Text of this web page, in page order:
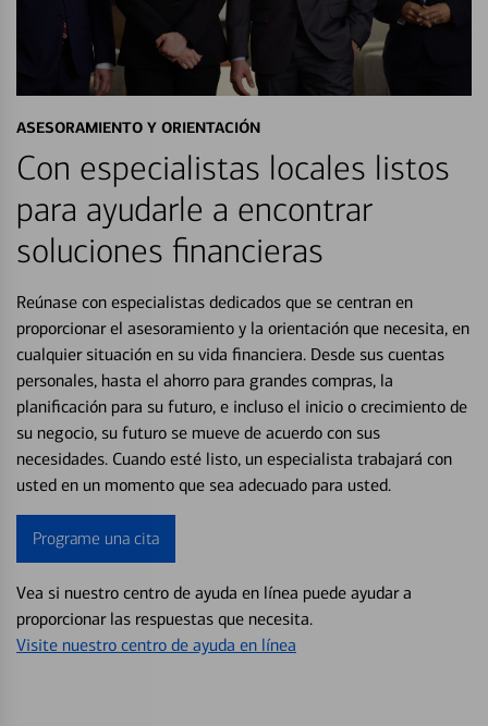
ASESORAMIENTO Y ORIENTACIÓN
Con especialistas locales listos
para ayudarle a encontrar
soluciones financieras
Reúnase con especialistas dedicados que se centran en
proporcionar el asesoramiento y la orientación que necesita, en
cualquier situación en su vida financiera. Desde sus cuentas
personales, hasta el ahorro para grandes compras, la
planificación para su futuro, e incluso el inicio o crecimiento de
su negocio, su futuro se mueve de acuerdo con sus
necesidades. Cuando esté listo, un especialista trabajará con
usted en un momento que sea adecuado para usted.
Programe una cita
Vea si nuestro centro de ayuda en línea puede ayudar a
proporcionar las respuestas que necesita.
Visite nuestro centro de ayuda en línea